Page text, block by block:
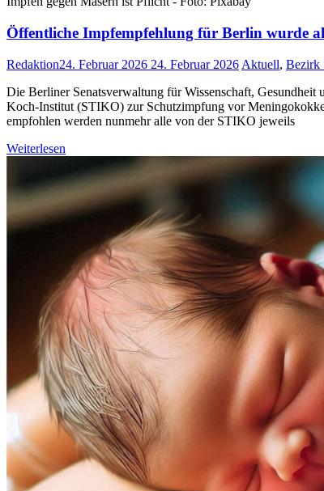
Öffentliche Impfempfehlung für Berlin wurde
Redaktion24. Februar 2026 24. Februar 2026 Aktuell, Bezirk
Die Berliner Senatsverwaltung für Wissenschaft,
Koch-Institut (STIKO) zur Schutzimpfung vor
empfohlen werden nunmehr alle von der STIKO jeweils
Weiterlesen